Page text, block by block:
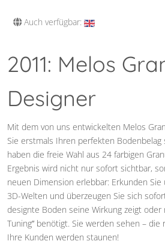
Auch verfügbar:
2011: Melos
Designer
Mit dem von uns entwickelten Melos
Sie erstmals Ihren perfekten Bodenbelag
haben die freie Wahl aus 24 farbigen
Ergebnis wird nicht nur sofort sichtbar,
neuen Dimension erlebbar: Erkunden
3D-Welten und überzeugen Sie sich
designte Boden seine Wirkung zeigt oder
Tuning“ benötigt. Sie werden sehen – die
Ihre Kunden werden staunen!